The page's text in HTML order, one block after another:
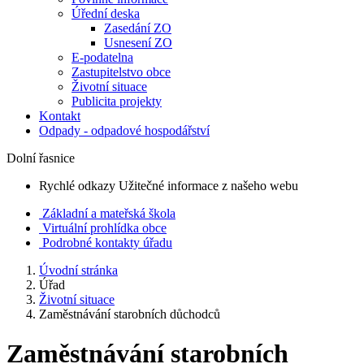
Úřední deska
Zasedání ZO
Usnesení ZO
E-podatelna
Zastupitelstvo obce
Životní situace
Publicita projekty
Kontakt
Odpady - odpadové hospodářství
Dolní řasnice
Rychlé odkazy Užitečné informace z našeho webu
Základní a mateřská škola
Virtuální prohlídka obce
Podrobné kontakty úřadu
Úvodní stránka
Úřad
Životní situace
Zaměstnávání starobních důchodců
Zaměstnávání starobních